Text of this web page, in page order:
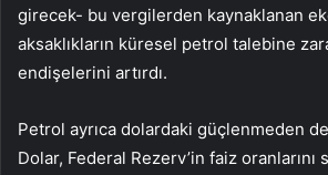
girecek- bu vergilerden kaynaklanan
aksaklıkların küresel petrol talebine
endişelerini artırdı.
Petrol ayrıca dolardaki güçlenmeden
Dolar, Federal Rezerv’in faiz oranlarını